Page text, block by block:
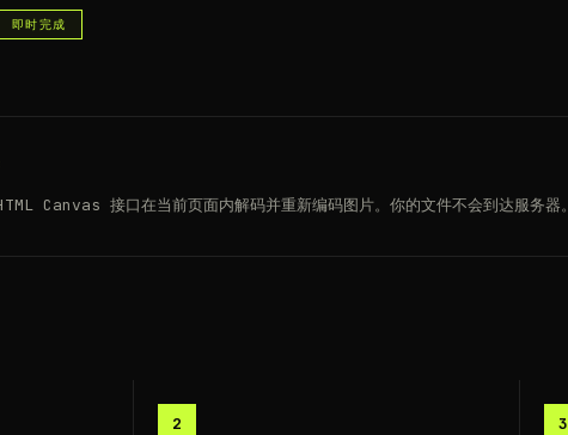
即时完成
Canvas 接口在当前页面内解码并重新编码图片。你的文件不会到达服务器。
2 3